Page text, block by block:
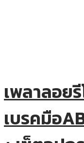
เพลาลอยรี
เบรคมือ